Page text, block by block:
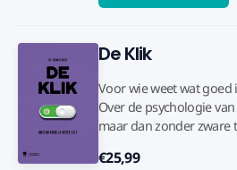
De Klik
Voor wie weet wat goed
Over de psychologie
maar dan zonder zware
€25,99